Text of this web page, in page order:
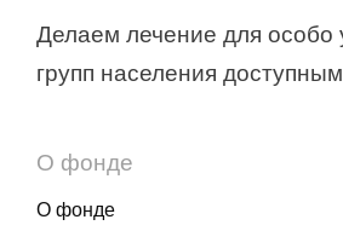
Делаем лечение для особо
групп населения доступным
О фонде
О фонде